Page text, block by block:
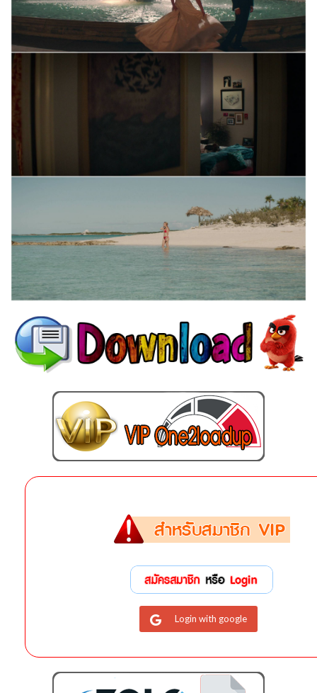
Login with google